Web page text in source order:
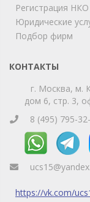
Регистрация НКО
Юридические
Подбор фирм
КОНТАКТЫ
г. Москва, м.
дом 6, стр. 3,
8 (495) 795-
https://vk.com/
Telegram